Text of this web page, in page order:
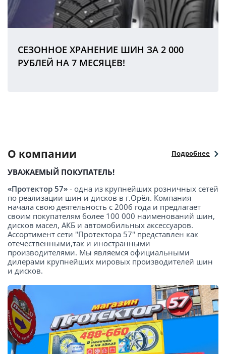
СЕЗОННОЕ ХРАНЕНИЕ ШИН ЗА 2 000
РУБЛЕЙ НА 7 МЕСЯЦЕВ!
О компании Подробнее
УВАЖАЕМЫЙ ПОКУПАТЕЛЬ!
«Протектор 57» - одна из крупнейших розничных сетей
по реализации шин и дисков в г.Орёл. Компания
начала свою деятельность с 2006 года и предлагает
своим покупателям более 100 000 наименований шин,
дисков масел, АКБ и автомобильных аксессуаров.
Ассортимент сети "Протектора 57" представлен как
отечественными,так и иностранными
производителями. Мы являемся официальными
дилерами крупнейших мировых производителей шин
и дисков.